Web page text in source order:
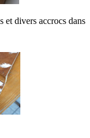
et divers accrocs dans